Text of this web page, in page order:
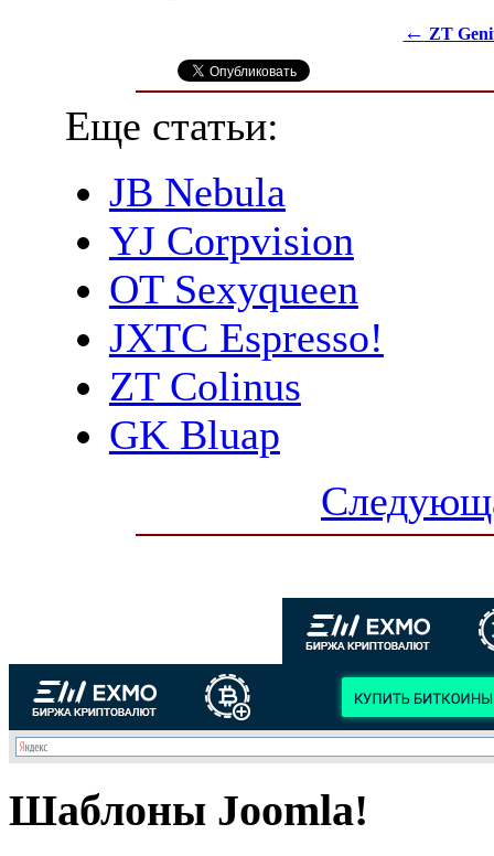
← ZT
Еще статьи:
JB Nebula
YJ Corpvision
OT Sexyqueen
JXTC Espresso!
ZT Colinus
GK Bluap
Шаблоны Joomla!